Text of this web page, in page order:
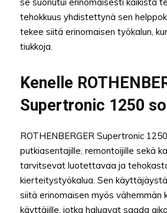
tehokkuus yhdistettynä sen
tekee siitä erinomaisen työkalun,
tiukkoja.
Kenelle
Supertronic 1250
ROTHENBERGER Supertronic
putkiasentajille, remontoijille sekä
tarvitsevat luotettavaa ja
kierteitystyökalua. Sen
siitä erinomaisen myös vähemmän
käyttäjille, jotka haluavat saada